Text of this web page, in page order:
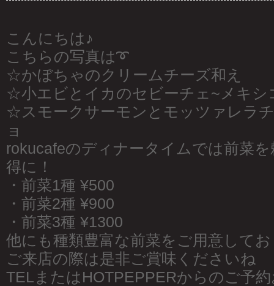
こんにちは♪
こちらの写真は➰
☆かぼちゃのクリームチーズ和え
☆小エビとイカのセビーチェ~メキシ
☆スモークサーモンとモッツァレラ
ョ
rokucafeのディナータイムでは前菜
得に！
・前菜1種 ¥500
・前菜2種 ¥900
・前菜3種 ¥1300
他にも種類豊富な前菜をご用意して
ご来店の際は是非ご賞味くださいね
TELまたはHOTPEPPERからのご予